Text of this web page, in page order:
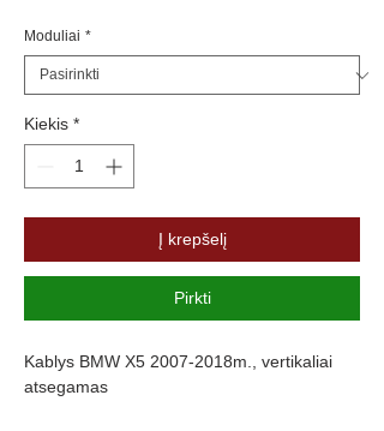
Moduliai *
Kiekis *
Į krepšelį
Pirkti
Kablys BMW X5 2007-2018m., vertikaliai
atsegamas